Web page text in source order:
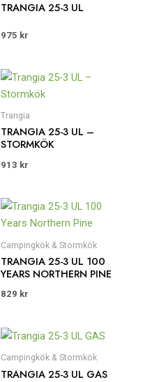
TRANGIA 25-3 UL
975 kr
Trangia
TRANGIA 25-3 UL –
STORMKÖK
913 kr
Campingkök & Stormkök
TRANGIA 25-3 UL 100
YEARS NORTHERN PINE
829 kr
Campingkök & Stormkök
TRANGIA 25-3 UL GAS